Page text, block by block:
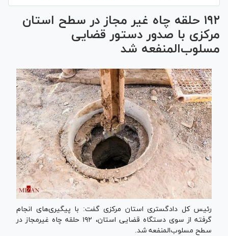
۱۹۲ حلقه چاه غیر مجاز در سطح استان
مرکزی با صدور دستور قضایی
مسلوب‌المنفعه شد
رئیس کل دادگستری استان مرکزی گفت: با پیگیری‌های انجام
گرفته از سوی دستگاه قضایی استان، ۱۹۲ حلقه چاه غیرمجاز در
سطح مسلوب‌المنفعه شد.